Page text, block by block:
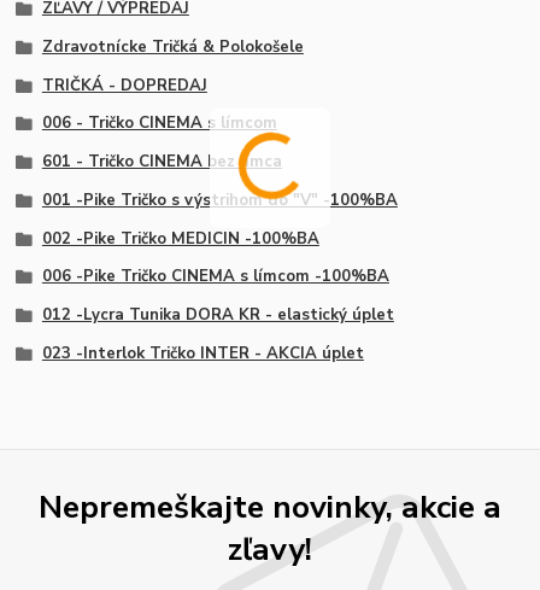
ZĽAVY / VÝPREDAJ
Zdravotnícke Tričká & Polokošele
TRIČKÁ - DOPREDAJ
006 - Tričko CINEMA s límcom
601 - Tričko CINEMA bez límca
001 -Pike Tričko s výstrihom do "V" -100%BA
002 -Pike Tričko MEDICIN -100%BA
006 -Pike Tričko CINEMA s límcom -100%BA
012 -Lycra Tunika DORA KR - elastický úplet
023 -Interlok Tričko INTER - AKCIA úplet
Nepremeškajte novinky, akcie a
zľavy!